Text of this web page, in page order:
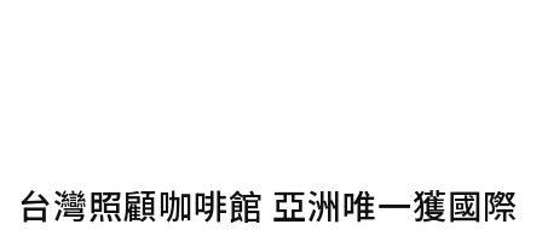
台灣照顧咖啡館 亞洲唯一獲國際